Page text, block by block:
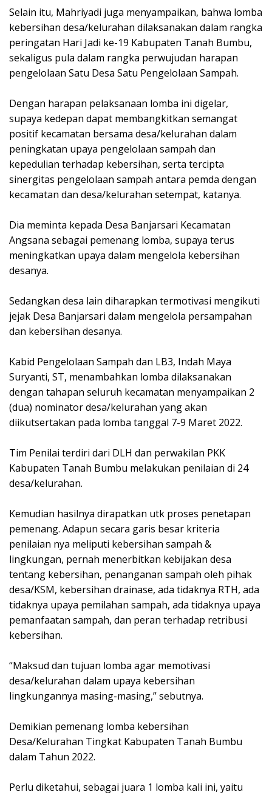
Selain itu, Mahriyadi juga menyampaikan, bahwa lomba
kebersihan desa/kelurahan dilaksanakan dalam rangka
peringatan Hari Jadi ke-19 Kabupaten Tanah Bumbu,
sekaligus pula dalam rangka perwujudan harapan
pengelolaan Satu Desa Satu Pengelolaan Sampah.
Dengan harapan pelaksanaan lomba ini digelar,
supaya kedepan dapat membangkitkan semangat
positif kecamatan bersama desa/kelurahan dalam
peningkatan upaya pengelolaan sampah dan
kepedulian terhadap kebersihan, serta tercipta
sinergitas pengelolaan sampah antara pemda dengan
kecamatan dan desa/kelurahan setempat, katanya.
Dia meminta kepada Desa Banjarsari Kecamatan
Angsana sebagai pemenang lomba, supaya terus
meningkatkan upaya dalam mengelola kebersihan
desanya.
Sedangkan desa lain diharapkan termotivasi mengikuti
jejak Desa Banjarsari dalam mengelola persampahan
dan kebersihan desanya.
Kabid Pengelolaan Sampah dan LB3, Indah Maya
Suryanti, ST, menambahkan lomba dilaksanakan
dengan tahapan seluruh kecamatan menyampaikan 2
(dua) nominator desa/kelurahan yang akan
diikutsertakan pada lomba tanggal 7-9 Maret 2022.
Tim Penilai terdiri dari DLH dan perwakilan PKK
Kabupaten Tanah Bumbu melakukan penilaian di 24
desa/kelurahan.
Kemudian hasilnya dirapatkan utk proses penetapan
pemenang. Adapun secara garis besar kriteria
penilaian nya meliputi kebersihan sampah &
lingkungan, pernah menerbitkan kebijakan desa
tentang kebersihan, penanganan sampah oleh pihak
desa/KSM, kebersihan drainase, ada tidaknya RTH, ada
tidaknya upaya pemilahan sampah, ada tidaknya upaya
pemanfaatan sampah, dan peran terhadap retribusi
kebersihan.
“Maksud dan tujuan lomba agar memotivasi
desa/kelurahan dalam upaya kebersihan
lingkungannya masing-masing,” sebutnya.
Demikian pemenang lomba kebersihan
Desa/Kelurahan Tingkat Kabupaten Tanah Bumbu
dalam Tahun 2022.
Perlu diketahui, sebagai juara 1 lomba kali ini, yaitu